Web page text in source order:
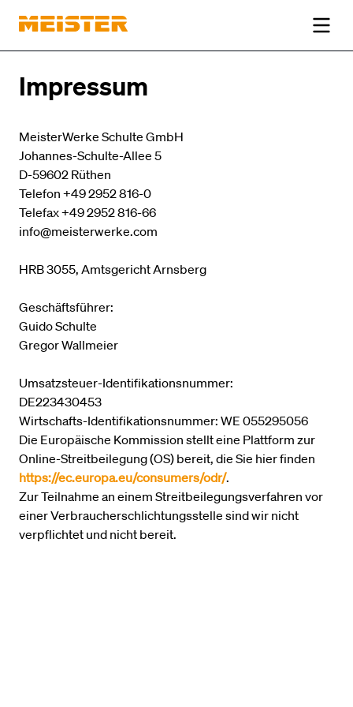
AGB
DATENSCHUTZ
IMPRESSUM
Impressum
MeisterWerke Schulte GmbH
Johannes-Schulte-Allee 5
D-59602 Rüthen
Telefon +49 2952 816-0
Telefax +49 2952 816-66
info@meisterwerke.com
HRB 3055, Amtsgericht Arnsberg
Geschäftsführer:
Guido Schulte
Gregor Wallmeier
Umsatzsteuer-Identifikationsnummer:
DE223430453
Wirtschafts-Identifikationsnummer: WE 055295056
Die Europäische Kommission stellt eine Plattform zur
Online-Streitbeilegung (OS) bereit, die Sie hier finden
https://ec.europa.eu/consumers/odr/.
Zur Teilnahme an einem Streitbeilegungsverfahren vor
einer Verbraucherschlichtungsstelle sind wir nicht
verpflichtet und nicht bereit.